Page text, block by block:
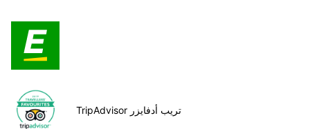
TripAdvisor تريب أدفايزر